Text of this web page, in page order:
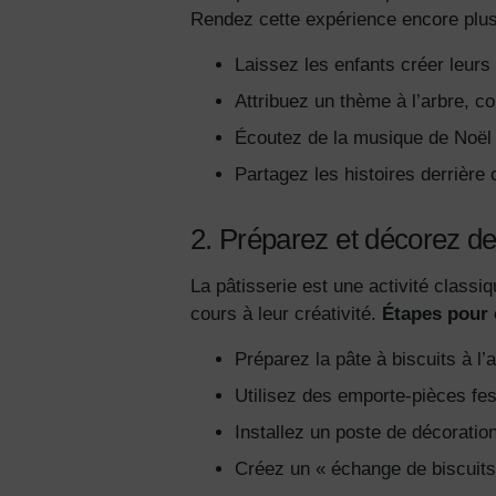
Rendez cette expérience encore
Laissez les enfants créer
Attribuez un thème à l’arbre,
Écoutez de la musique de
Partagez les histoires derrière
2. Préparez et décorez
La pâtisserie est une activité
cours à leur créativité. Étapes pour
Préparez la pâte à biscuits à
Utilisez des emporte-pièces
Installez un poste de
Créez un « échange de